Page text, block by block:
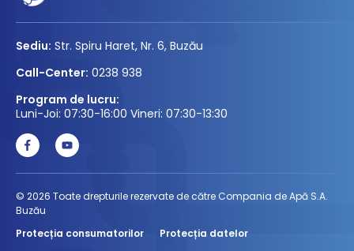
Sediu: Str. Spiru Haret, Nr. 6, Buzău
Call-Center: 0238 938
Program de lucru:
Luni-Joi: 07:30-16:00 Vineri: 07:30-13:30
© 2026 Toate drepturile rezervate de către Compania de Apă S.A.
Buzău
Protecția consumatorilor
Protecția datelor